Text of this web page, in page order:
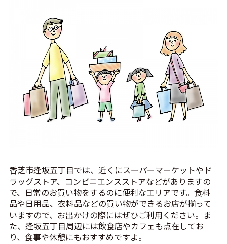
香芝市逢坂五丁目では、近くにスーパーマーケットやド
ラッグストア、コンビニエンスストアなどがありますの
で、日常のお買い物をするのに便利なエリアです。食料
品や日用品、衣料品などの買い物ができるお店が揃って
いますので、お出かけの際にはぜひご利用ください。ま
た、逢坂五丁目周辺には飲食店やカフェも点在してお
り、食事や休憩にもおすすめですよ。